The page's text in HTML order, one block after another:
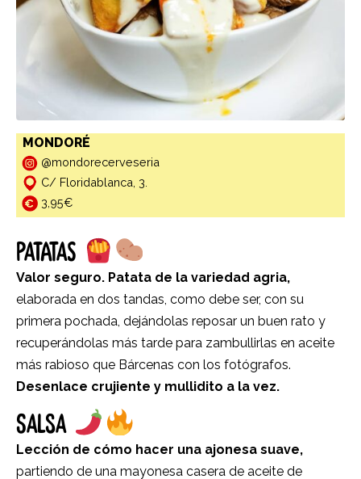
MONDORÉ
@mondorecerveseria
C/ Floridablanca, 3.
3,95€
PATATAS
Valor seguro. Patata de la variedad agria,
elaborada en dos tandas, como debe ser, con su
primera pochada, dejándolas reposar un buen rato y
recuperándolas más tarde para zambullirlas en aceite
más rabioso que Bárcenas con los fotógrafos.
Desenlace crujiente y mullidito a la vez.
SALSA
Lección de cómo hacer una ajonesa suave,
partiendo de una mayonesa casera de aceite de